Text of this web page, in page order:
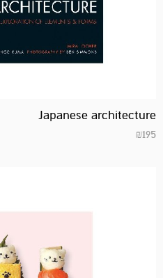
Japanese architecture
₪195